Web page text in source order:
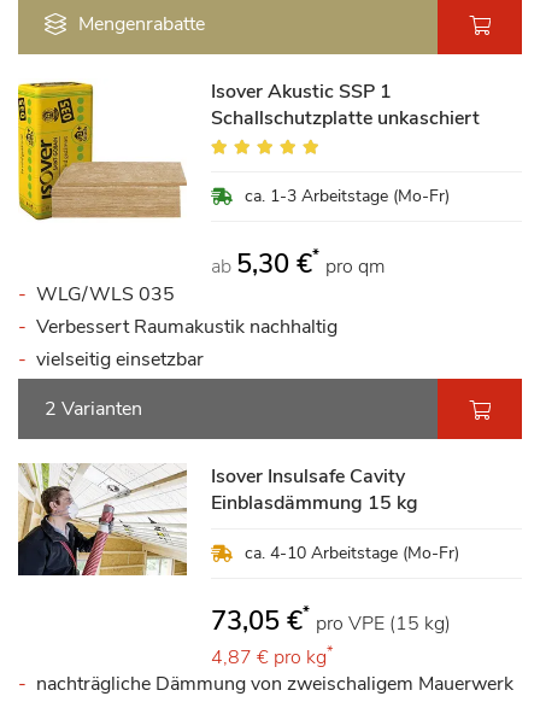
Mengenrabatte
Isover Akustic SSP 1
Schallschutzplatte unkaschiert
Bewertung:
ca. 1-3 Arbeitstage (Mo-Fr)
ab 5,30 €* pro qm
WLG/WLS 035
Verbessert Raumakustik nachhaltig
vielseitig einsetzbar
2 Varianten
Isover Insulsafe Cavity
Einblasdämmung 15 kg
ca. 4-10 Arbeitstage (Mo-Fr)
73,05 €* pro VPE (15 kg)
4,87 € pro kg*
nachträgliche Dämmung von zweischaligem Mauerwerk